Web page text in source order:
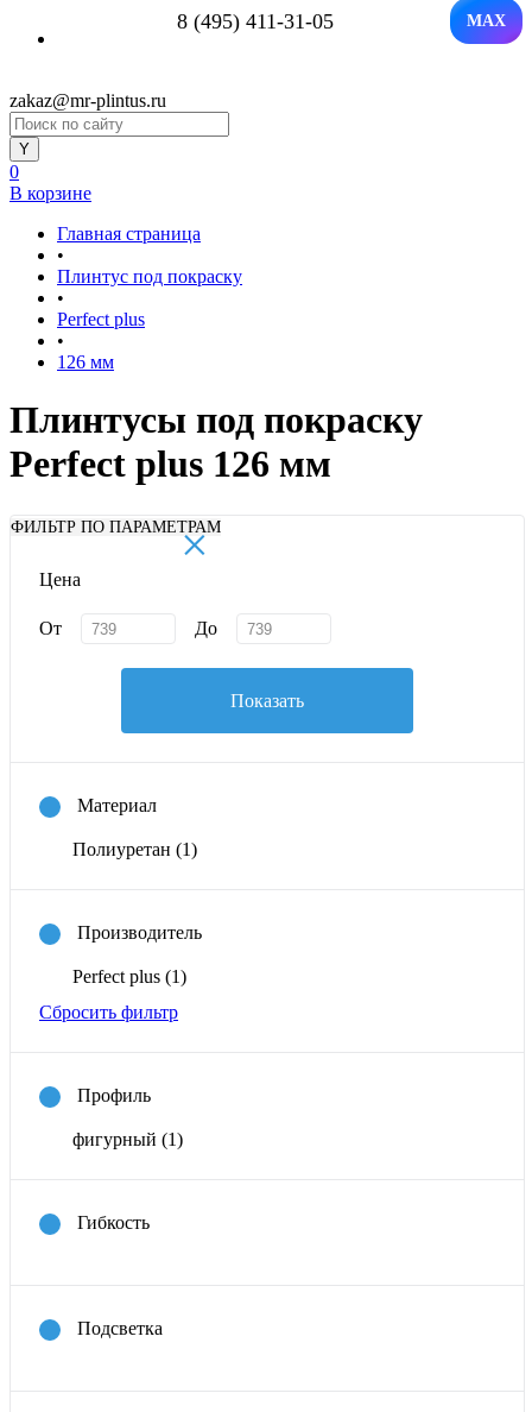
8 (495) 411-31-05 MAX
zakaz@mr-plintus.ru
0
В корзине
Главная страница
•
Плинтус под покраску
•
Perfect plus
•
126 мм
Плинтусы под покраску
Perfect plus 126 мм
ФИЛЬТР ПО ПАРАМЕТРАМ
×
Цена
От До
Показать
Материал
Полиуретан (1)
Производитель
Perfect plus (1)
Сбросить фильтр
Профиль
фигурный (1)
Гибкость
Подсветка